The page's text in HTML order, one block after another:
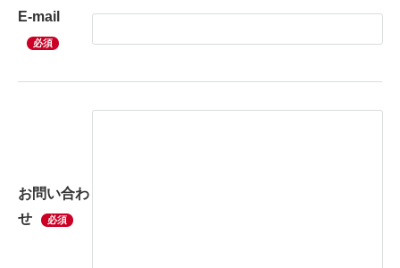
E-mail
必須
お問い合わ
せ
必須